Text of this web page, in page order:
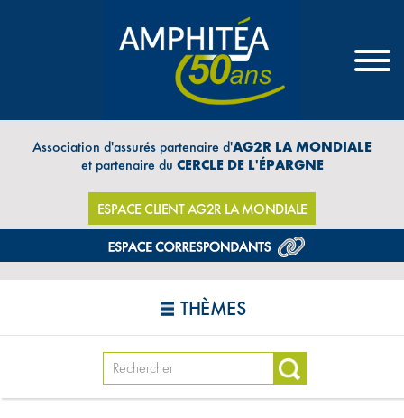
Association d'assurés partenaire d'AG2R LA MONDIALE
et partenaire du CERCLE DE L'ÉPARGNE
ESPACE CLIENT AG2R LA MONDIALE
THÈMES